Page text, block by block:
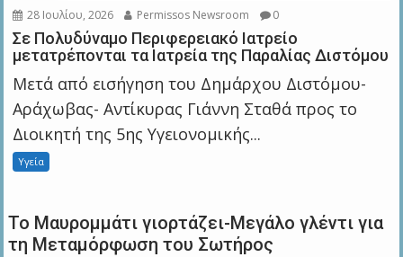
28 Ιουλίου, 2026 Permissos Newsroom 0
Σε Πολυδύναμο Περιφερειακό Ιατρείο
μετατρέπονται τα Ιατρεία της Παραλίας Διστόμου
Μετά από εισήγηση του Δημάρχου Διστόμου-
Αράχωβας- Αντίκυρας Γιάννη Σταθά προς το
Διοικητή της 5ης Υγειονομικής...
Υγεία
Το Μαυρομμάτι γιορτάζει-Μεγάλο γλέντι για
τη Μεταμόρφωση του Σωτήρος